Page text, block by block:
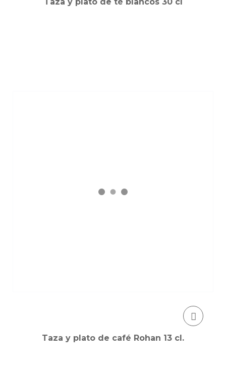
Taza y plato de café Rohan 13 cl.